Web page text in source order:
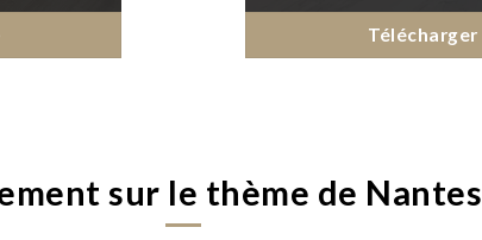
Télécharger
sur le thème de Nantes